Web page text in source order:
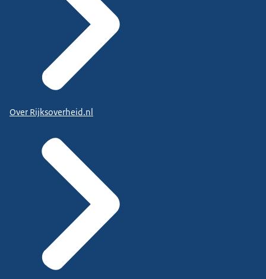
Over Rijksoverheid.nl